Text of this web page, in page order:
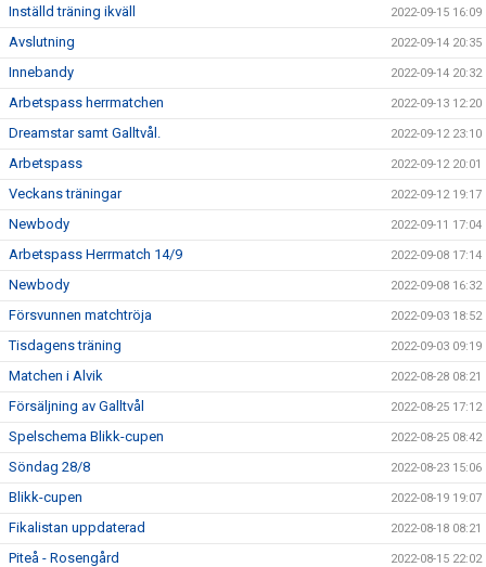
Inställd träning ikväll 2022-09-15 16:09
Avslutning 2022-09-14 20:35
Innebandy 2022-09-14 20:32
Arbetspass herrmatchen 2022-09-13 12:20
Dreamstar samt Galltvål. 2022-09-12 23:10
Arbetspass 2022-09-12 20:01
Veckans träningar 2022-09-12 19:17
Newbody 2022-09-11 17:04
Arbetspass Herrmatch 14/9 2022-09-08 17:14
Newbody 2022-09-08 16:32
Försvunnen matchtröja 2022-09-03 18:52
Tisdagens träning 2022-09-03 09:19
Matchen i Alvik 2022-08-28 08:21
Försäljning av Galltvål 2022-08-25 17:12
Spelschema Blikk-cupen 2022-08-25 08:42
Söndag 28/8 2022-08-23 15:06
Blikk-cupen 2022-08-19 19:07
Fikalistan uppdaterad 2022-08-18 08:21
Piteå - Rosengård 2022-08-15 22:02